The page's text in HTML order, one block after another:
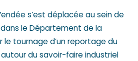
s’est déplacée au sein de
dans le Département de la
le tournage d’un reportage du
autour du savoir-faire industriel